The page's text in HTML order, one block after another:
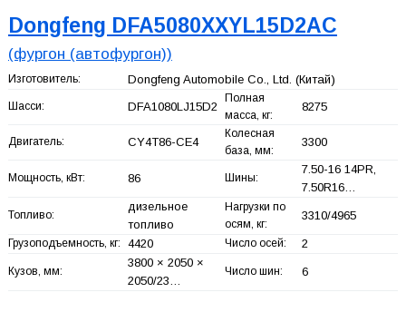
Dongfeng DFA5080XXYL15D2AC
(фургон (автофургон))
Изготовитель: Dongfeng Automobile Co., Ltd. (Китай)
Шасси: DFA1080LJ15D2
Полная
масса, кг:
8275
Двигатель: CY4T86-CE4
Колесная
база, мм:
3300
Мощность, кВт: 86 Шины:
7.50-16 14PR,
7.50R16…
Топливо:
дизельное
топливо
Нагрузки по
осям, кг:
3310/4965
Грузоподъемность, кг: 4420 Число осей: 2
Кузов, мм:
3800 × 2050 ×
2050/23…
Число шин: 6